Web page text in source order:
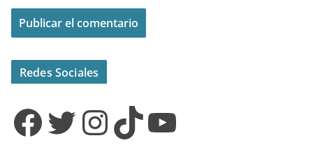
Redes Sociales
Facebook Twitter InstagramTikTok YouTube